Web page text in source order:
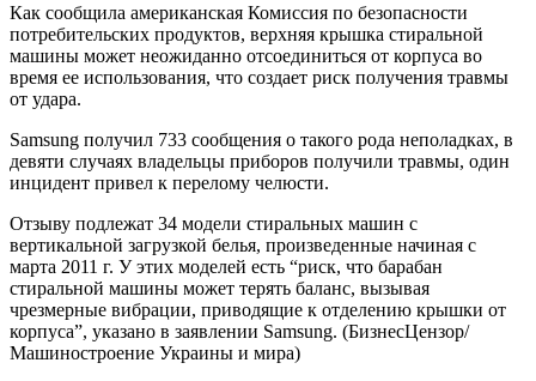
Как сообщила американская Комиссия по безопасности
потребительских продуктов, верхняя крышка стиральной
машины может неожиданно отсоединиться от корпуса во
время ее использования, что создает риск получения травмы
от удара.
Samsung получил 733 сообщения о такого рода неполадках, в
девяти случаях владельцы приборов получили травмы, один
инцидент привел к перелому челюсти.
Отзыву подлежат 34 модели стиральных машин с
вертикальной загрузкой белья, произведенные начиная с
марта 2011 г. У этих моделей есть “риск, что барабан
стиральной машины может терять баланс, вызывая
чрезмерные вибрации, приводящие к отделению крышки от
корпуса”, указано в заявлении Samsung. (БизнесЦензор/
Машиностроение Украины и мира)